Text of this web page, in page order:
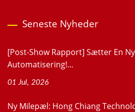
Seneste Nyheder
[Post-Show Rapport] Sætter En
Automatisering!...
01 Jul, 2026
Ny Milepæl: Hong Chiang